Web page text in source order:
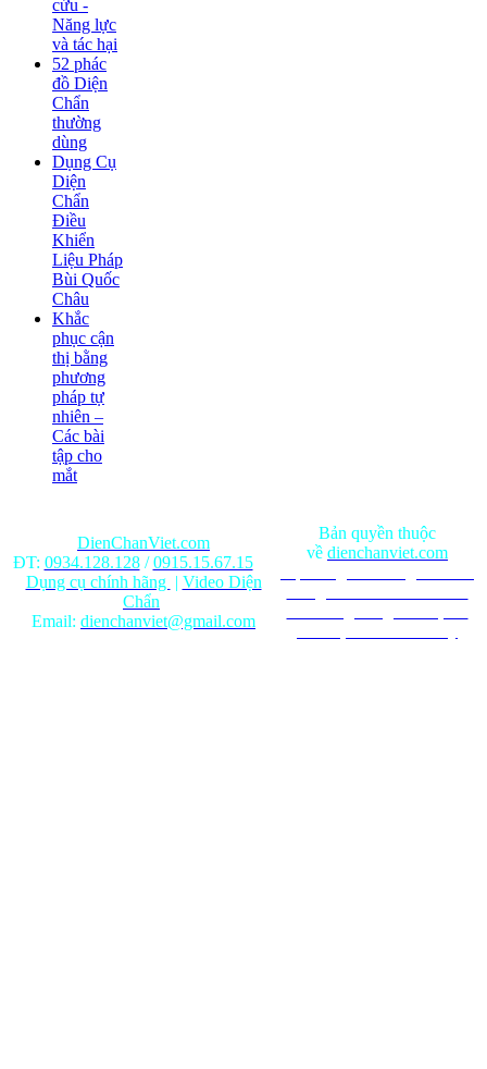
cứu -
Năng lực
và tác hại
52 phác
đồ Diện
Chẩn
thường
dùng
Dụng Cụ
Diện
Chẩn
Điều
Khiển
Liệu Pháp
Bùi Quốc
Châu
Khắc
phục cận
thị bằng
phương
pháp tự
nhiên –
Các bài
tập cho
mắt
DienChanViet.com
ĐT: 0934.128.128/0915.15.67.15
Dụng cụ chính hãng | Video Diện
Chẩn
Email: dienchanviet@gmail.com
Bản quyền thuộc
về dienchanviet.com